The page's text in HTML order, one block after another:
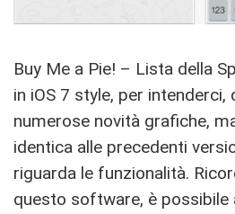
Buy Me a Pie! – Lista della
in iOS 7 style, per intenderci,
numerose novità grafiche,
identica alle precedenti
riguarda le funzionalità.
questo software, è possibile